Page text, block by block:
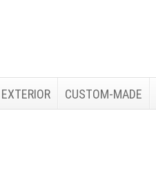
EXTERIOR CUSTOM-MADE